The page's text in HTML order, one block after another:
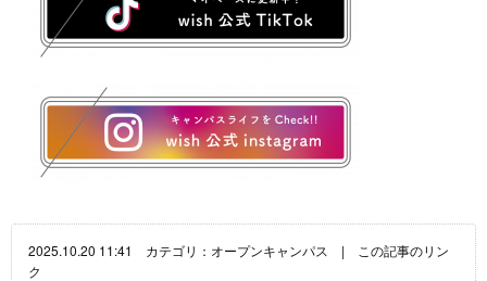
2025.10.20 11:41 カテゴリ： オープンキャンパス |
この記事のリン
ク